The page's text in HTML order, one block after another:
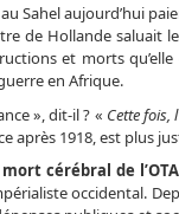
Sahel aujourd’hui
de Hollande saluait
et morts
en Afrique.
», dit-il ? « Cette
après 1918, est plus
cérébral de
occidental.